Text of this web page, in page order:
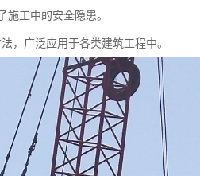
工中的安全隐患。
，广泛应用于各类建筑工程中。